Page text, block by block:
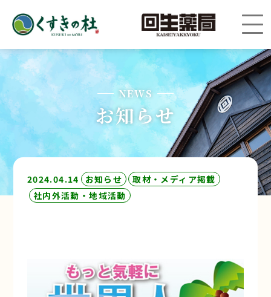
NEWS
お知らせ
2024.04.14 お知らせ
取材・メディア掲載
社内外活動・地域活動